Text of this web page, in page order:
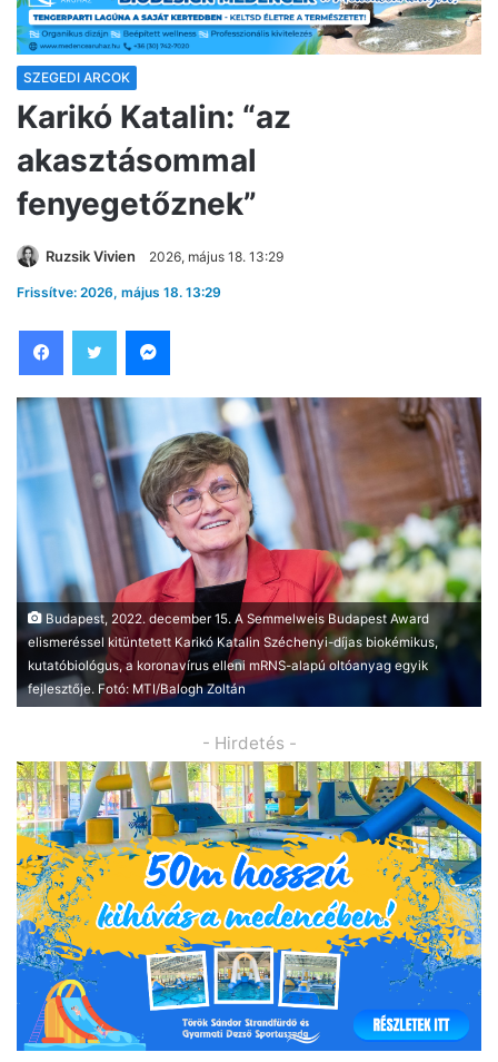
SZEGEDI ARCOK
Karikó Katalin: “az
akasztásommal
fenyegetőznek”
Ruzsik Vivien 2026, május 18. 13:29
Frissítve: 2026, május 18. 13:29
Budapest, 2022. december 15. A Semmelweis Budapest Award
elismeréssel kitüntetett Karikó Katalin Széchenyi-díjas biokémikus,
kutatóbiológus, a koronavírus elleni mRNS-alapú oltóanyag egyik
fejlesztője. Fotó: MTI/Balogh Zoltán
- Hirdetés -